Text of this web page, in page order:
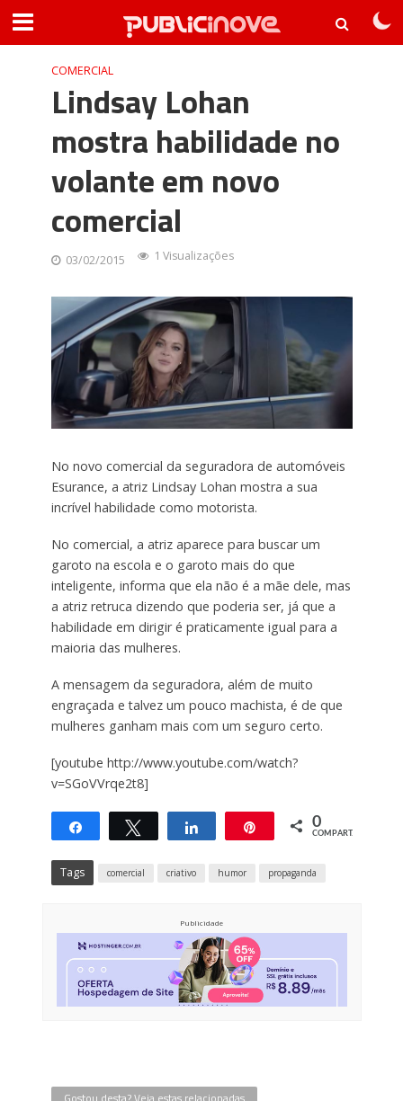
COMERCIAL
Lindsay Lohan
mostra habilidade no
volante em novo
comercial
03/02/2015 1 Visualizações
No novo comercial da seguradora de automóveis
Esurance, a atriz Lindsay Lohan mostra a sua
incrível habilidade como motorista.
No comercial, a atriz aparece para buscar um
garoto na escola e o garoto mais do que
inteligente, informa que ela não é a mãe dele, mas
a atriz retruca dizendo que poderia ser, já que a
habilidade em dirigir é praticamente igual para a
maioria das mulheres.
A mensagem da seguradora, além de muito
engraçada e talvez um pouco machista, é de que
mulheres ganham mais com um seguro certo.
[youtube http://www.youtube.com/watch?
v=SGoVVrqe2t8]
CompartilharTwittar Compartilhar 0
COMPART.
Tags comercial criativo humor propaganda
Publicidade